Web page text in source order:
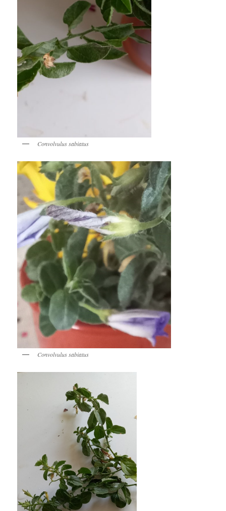
Convolvulus sabiatus
Convolvulus sabiatus